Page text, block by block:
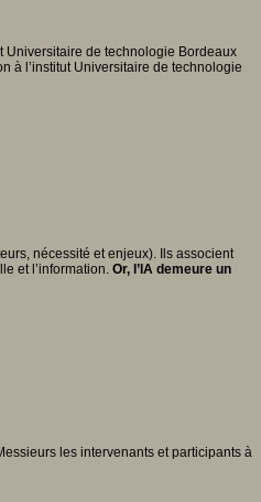
Universitaire de technologie Bordeaux
à l’institut Universitaire de technologie
nécessité et enjeux). Ils associent
et l’information. Or, l’IA demeure un
les intervenants et participants à